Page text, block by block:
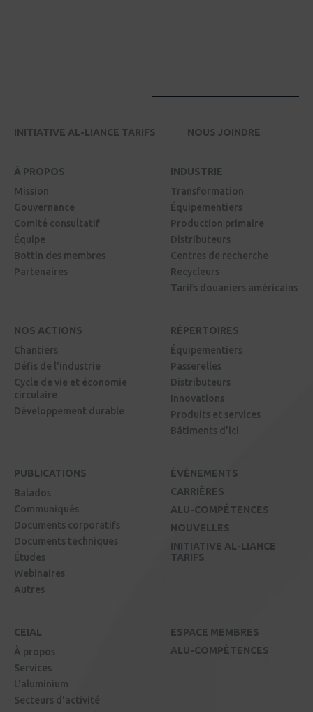
INITIATIVE AL-LIANCE TARIFS NOUS JOINDRE
À PROPOS
Mission
Gouvernance
Comité consultatif
Équipe
Bottin des membres
Partenaires
INDUSTRIE
Transformation
Équipementiers
Production primaire
Distributeurs
Centres de recherche
Recycleurs
Tarifs douaniers américains
NOS ACTIONS
Chantiers
Défis de l'industrie
Cycle de vie et économie
circulaire
Développement durable
RÉPERTOIRES
Équipementiers
Passerelles
Distributeurs
Innovations
Produits et services
Bâtiments d'ici
PUBLICATIONS
Balados
Communiqués
Documents corporatifs
Documents techniques
Études
Webinaires
Autres
ÉVÉNEMENTS
CARRIÈRES
ALU-COMPÉTENCES
NOUVELLES
INITIATIVE AL-LIANCE
TARIFS
CEIAL
À propos
Services
L'aluminium
Secteurs d'activité
ESPACE MEMBRES
ALU-COMPÉTENCES